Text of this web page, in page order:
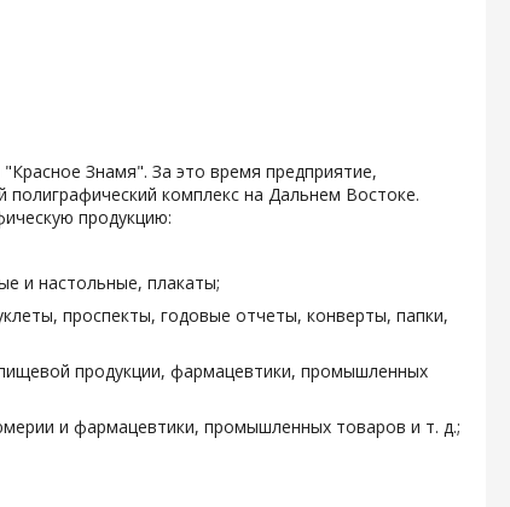
Знамя". За это время предприятие,
полиграфический комплекс на Дальнем Востоке.
продукцию:
и настольные, плакаты;
проспекты, годовые отчеты, конверты, папки,
продукции, фармацевтики, промышленных
и фармацевтики, промышленных товаров и т. д.;